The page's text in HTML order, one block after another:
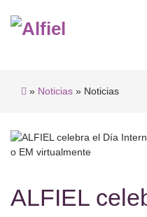
» Noticias » Noticias
ALFIEL